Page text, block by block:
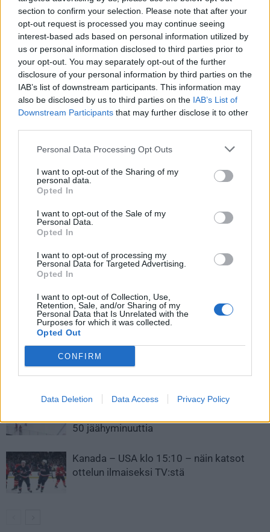
section to confirm your selection. Please note that after your
opt-out request is processed you may continue seeing
interest-based ads based on personal information utilized by
us or personal information disclosed to third parties prior to
your opt-out. You may separately opt-out of the further
disclosure of your personal information by third parties on the
IAB’s list of downstream participants. This information may
also be disclosed by us to third parties on the IAB’s List of
Downstream Participants that may further disclose it to other
Personal Data Processing Opt Outs
I want to opt-out of the Sharing of my
personal data.
Opted In
I want to opt-out of the Sale of my
Personal Data.
Opted In
I want to opt-out of processing my
Personal Data for Targeted Advertising.
Opted In
I want to opt-out of Collection, Use,
Retention, Sale, and/or Sharing of my
Personal Data that Is Unrelated with the
Purposes for which it was collected.
Opted Out
CONFIRM
Data Deletion Data Access Privacy Policy
maalin:
https://twitter.com/smliiga/status/1773035091352039807
Mikäli video ei näy, voit katsoa senLiiganX-tilillä.
HBL: HIFK:n urheilujohtaja
Tobias Salmelainen halusi Olli
päävalmentajaksi – hallitus
tyrmäsi idean
Tuomarivirhe toi voittomaalin –
LIITTYVÄT ARTIKKELIT LISÄÄ TEKIJÄLTÄ
Aleksander Barkov tekee paluun
kaukaloon
Venäläisveskari sekosi Suomen 2.
50 jäähyminuuttia
Kanada – USA klo 15:10 – näin katsot
ottelun ilmaiseksi TV:stä